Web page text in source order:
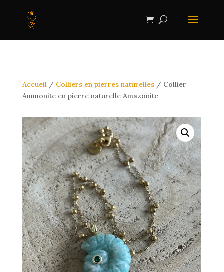
Accueil/ Colliers en pierres naturelles/ Collier
Ammonite en pierre naturelle Amazonite